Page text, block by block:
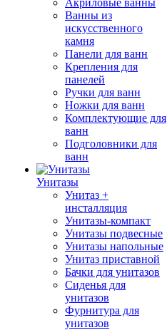
Акриловые ванны
Ванны из
искусственного
камня
Панели для ванн
Крепления для
панелей
Ручки для ванн
Ножки для ванн
Комплектующие для
ванн
Подголовники для
ванн
Унитазы
Унитаз +
инсталляция
Унитазы-компакт
Унитазы подвесные
Унитазы напольные
Унитаз приставной
Бачки для унитазов
Сиденья для
унитазов
Фурнитура для
унитазов